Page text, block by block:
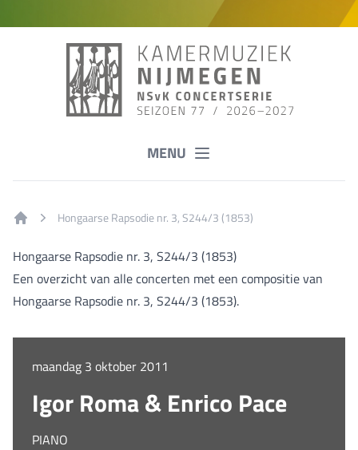
MENU
Hongaarse Rapsodie nr. 3, S244/3 (1853)
Hongaarse Rapsodie nr. 3, S244/3 (1853)
Een overzicht van alle concerten met een compositie van
Hongaarse Rapsodie nr. 3, S244/3 (1853).
maandag 3 oktober 2011
Igor Roma & Enrico Pace
PIANO